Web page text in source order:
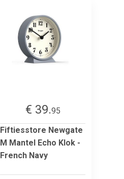
€ 39.95
Fiftiesstore Newgate
M Mantel Echo Klok -
French Navy